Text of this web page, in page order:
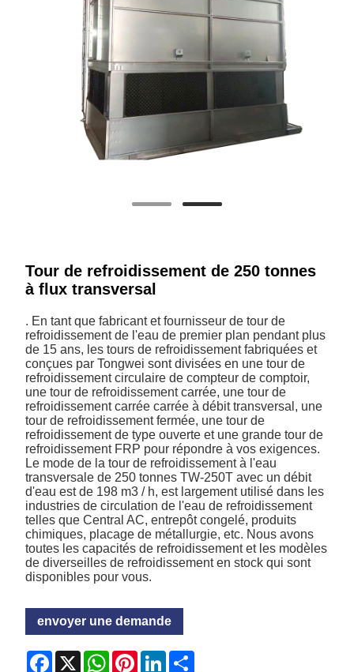
Tour de refroidissement de 250 tonnes
à flux transversal
. En tant que fabricant et fournisseur de tour de
refroidissement de l'eau de premier plan pendant plus
de 15 ans, les tours de refroidissement fabriquées et
conçues par Tongwei sont divisées en une tour de
refroidissement circulaire de compteur de comptoir,
une tour de refroidissement carrée, une tour de
refroidissement carrée carrée à débit transversal, une
tour de refroidissement fermée, une tour de
refroidissement de type ouverte et une grande tour de
refroidissement FRP pour répondre à vos exigences.
Le mode de la tour de refroidissement à l'eau
transversale de 250 tonnes TW-250T avec un débit
d'eau est de 198 m3 / h, est largement utilisé dans les
industries de circulation de l'eau de refroidissement
telles que Central AC, entrepôt congelé, produits
chimiques, placage de métallurgie, etc. Nous avons
toutes les capacités de refroidissement et les modèles
de diverseilles de refroidissement en stock qui sont
disponibles pour vous.
envoyer une demande
Facebook
X WhatsApp
PinterestLinkedIn